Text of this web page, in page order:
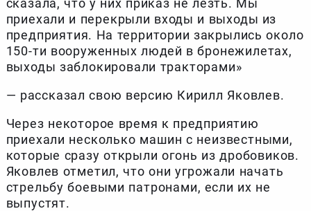
сказала, что у них приказ не лезть. Мы
приехали и перекрыли входы и выходы из
предприятия. На территории закрылись около
150-ти вооруженных людей в бронежилетах,
выходы заблокировали тракторами»
— рассказал свою версию Кирилл Яковлев.
Через некоторое время к предприятию
приехали несколько машин с неизвестными,
которые сразу открыли огонь из дробовиков.
Яковлев отметил, что они угрожали начать
стрельбу боевыми патронами, если их не
выпустят.